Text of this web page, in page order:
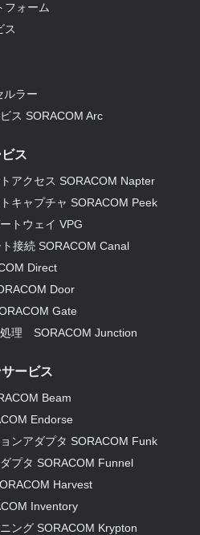
フォーム
ス
ルラー
ス SORACOM Arc
ス
アクセス SORACOM Napter
キャプチャ SORACOM Peek
トウェイ VPG
接続 SORACOM Canal
Direct
Door
Gate
理 SORACOM Junction
ービス
Beam
Endorse
ンアダプタ SORACOM Funk
プタ SORACOM Funnel
Harvest
Inventory
ング SORACOM Krypton